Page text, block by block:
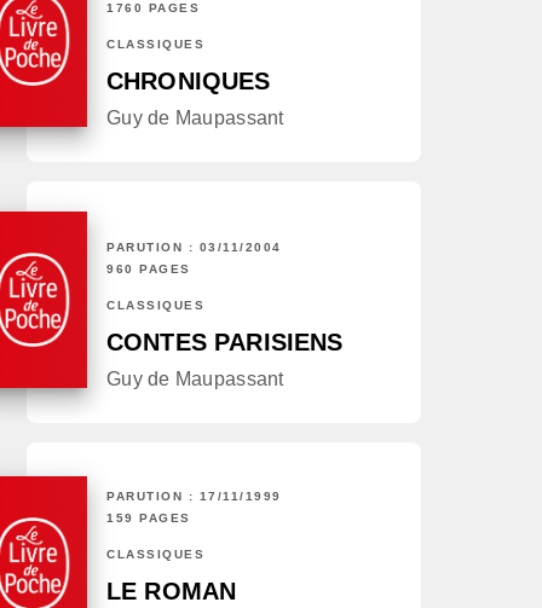
1760 PAGES
CLASSIQUES
CHRONIQUES
Guy de Maupassant
PARUTION : 03/11/2004
960 PAGES
CLASSIQUES
CONTES PARISIENS
Guy de Maupassant
PARUTION : 17/11/1999
159 PAGES
CLASSIQUES
LE ROMAN